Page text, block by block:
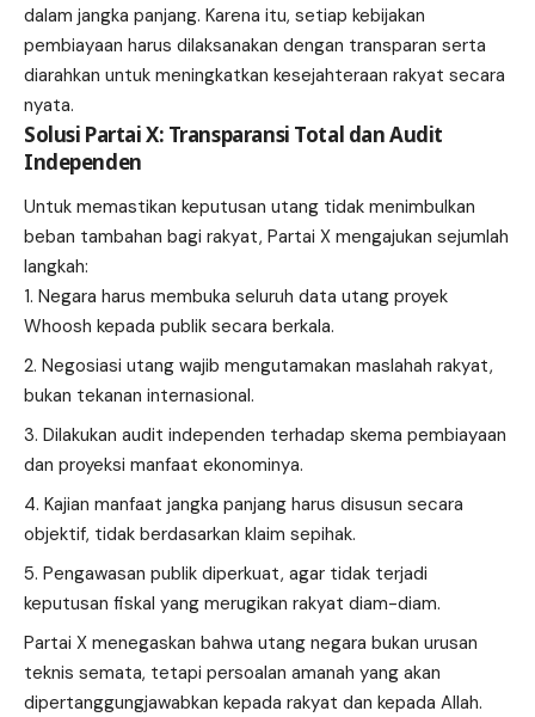
dalam jangka panjang. Karena itu, setiap kebijakan
pembiayaan harus dilaksanakan dengan transparan serta
diarahkan untuk meningkatkan kesejahteraan rakyat secara
nyata.
Solusi Partai X: Transparansi Total dan Audit
Independen
Untuk memastikan keputusan utang tidak menimbulkan
beban tambahan bagi rakyat, Partai X mengajukan sejumlah
langkah:
Negara harus membuka seluruh data utang proyek
Whoosh kepada publik secara berkala.
Negosiasi utang wajib mengutamakan maslahah rakyat,
bukan tekanan internasional.
Dilakukan audit independen terhadap skema pembiayaan
dan proyeksi manfaat ekonominya.
Kajian manfaat jangka panjang harus disusun secara
objektif, tidak berdasarkan klaim sepihak.
Pengawasan publik diperkuat, agar tidak terjadi
keputusan fiskal yang merugikan rakyat diam-diam.
Partai X menegaskan bahwa utang negara bukan urusan
teknis semata, tetapi persoalan amanah yang akan
dipertanggungjawabkan kepada rakyat dan kepada Allah.